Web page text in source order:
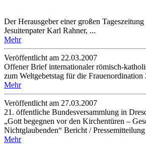
Der Herausgeber einer großen
Jesuitenpater Karl Rahner, ...
Mehr
Veröffentlicht am 22­.03.2007
Offener Brief internationaler römisch-
zum Weltgebetstag für die Frauenordination
Mehr
Veröffentlicht am 27­.03.2007
21. öffentliche Bundesversammlung in
„Gott begegnen vor den Kirchentüren –
Nichtglaubenden“ Bericht /
Mehr